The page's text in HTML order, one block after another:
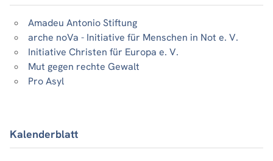
Amadeu Antonio Stiftung
arche noVa - Initiative für Menschen in Not e. V.
Initiative Christen für Europa e. V.
Mut gegen rechte Gewalt
Pro Asyl
Kalenderblatt